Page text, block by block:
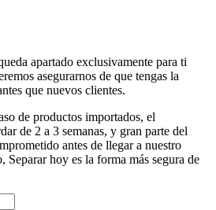
apartado exclusivamente para ti
asegurarnos de que tengas la
que nuevos clientes.
de productos importados, el
de 2 a 3 semanas, y gran parte del
antes de llegar a nuestro
Separar hoy es la forma más segura de